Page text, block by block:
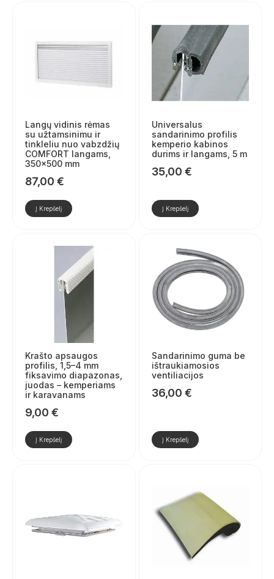
Langų vidinis rėmas
su užtamsinimu ir
tinkleliu nuo vabzdžių
COMFORT langams,
350×500 mm
87,00 €
Į Krepšelį
Universalus
sandarinimo profilis
kemperio kabinos
durims ir langams, 5 m
35,00 €
Į Krepšelį
Krašto apsaugos
profilis, 1,5–4 mm
fiksavimo diapazonas,
juodas – kemperiams
ir karavanams
9,00 €
Į Krepšelį
Sandarinimo guma be
ištraukiamosios
ventiliacijos
36,00 €
Į Krepšelį